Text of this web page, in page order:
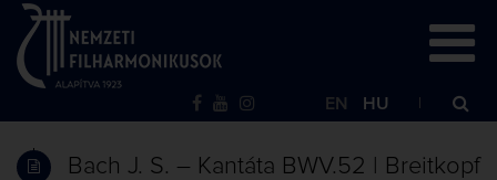
EN HU
Bach J. S. – Kantáta BWV.52 | Breitkopf